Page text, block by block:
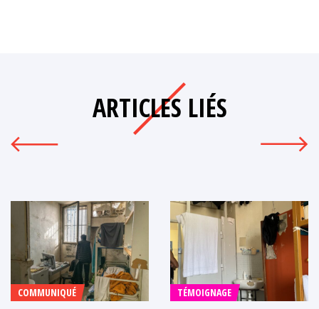
ARTICLES LIÉS
COMMUNIQUÉ TÉMOIGNAGE